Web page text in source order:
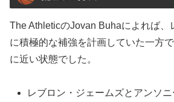
The AthleticのJovan Buhaによれば、
に積極的な補強を計画していた一方
に近い状態でした。
レブロン・ジェームズとアンソ